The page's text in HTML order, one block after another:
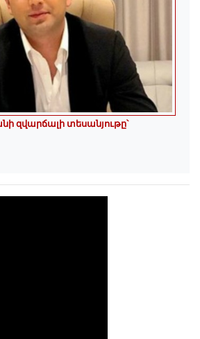
զվարճալի տեսանյութը՝